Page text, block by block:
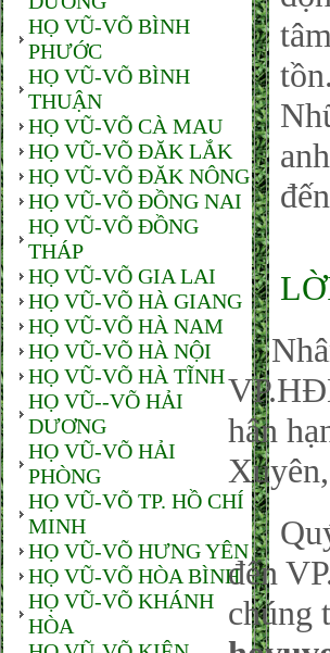
HỌ VŨ-VÕ BÌNH
PHƯỚC
HỌ VŨ-VÕ BÌNH
THUẬN
HỌ VŨ-VÕ CÀ MAU
HỌ VŨ-VÕ ĐĂK LẮK
HỌ VŨ-VÕ ĐĂK NÔNG
HỌ VŨ-VÕ ĐỒNG NAI
HỌ VŨ-VÕ ĐỒNG
THÁP
HỌ VŨ-VÕ GIA LAI
HỌ VŨ-VÕ HÀ GIANG
HỌ VŨ-VÕ HÀ NAM
HỌ VŨ-VÕ HÀ NỘI
HỌ VŨ-VÕ HÀ TĨNH
HỌ VŨ--VÕ HẢI
DƯƠNG
HỌ VŨ-VÕ HẢI
PHÒNG
HỌ VŨ-VÕ TP. HỒ CHÍ
MINH
HỌ VŨ-VÕ HƯNG YÊN
HỌ VŨ-VÕ HÒA BÌNH
HỌ VŨ-VÕ KHÁNH
HÒA
hân
Quý
đến
chúng